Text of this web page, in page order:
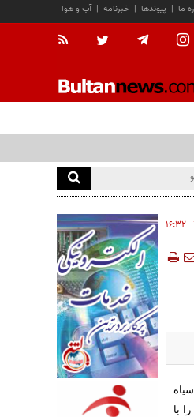
آب و هوا | خبرنامه | پیوندها | ما
با